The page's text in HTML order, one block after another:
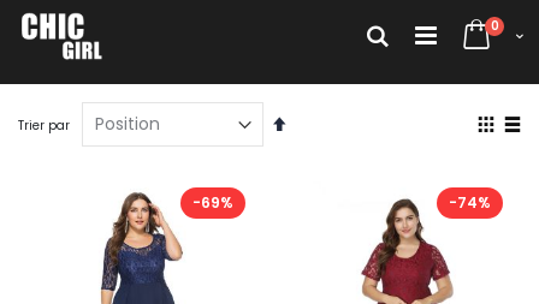
Rechercher Cart
0
Trier par
en
-69% -74%